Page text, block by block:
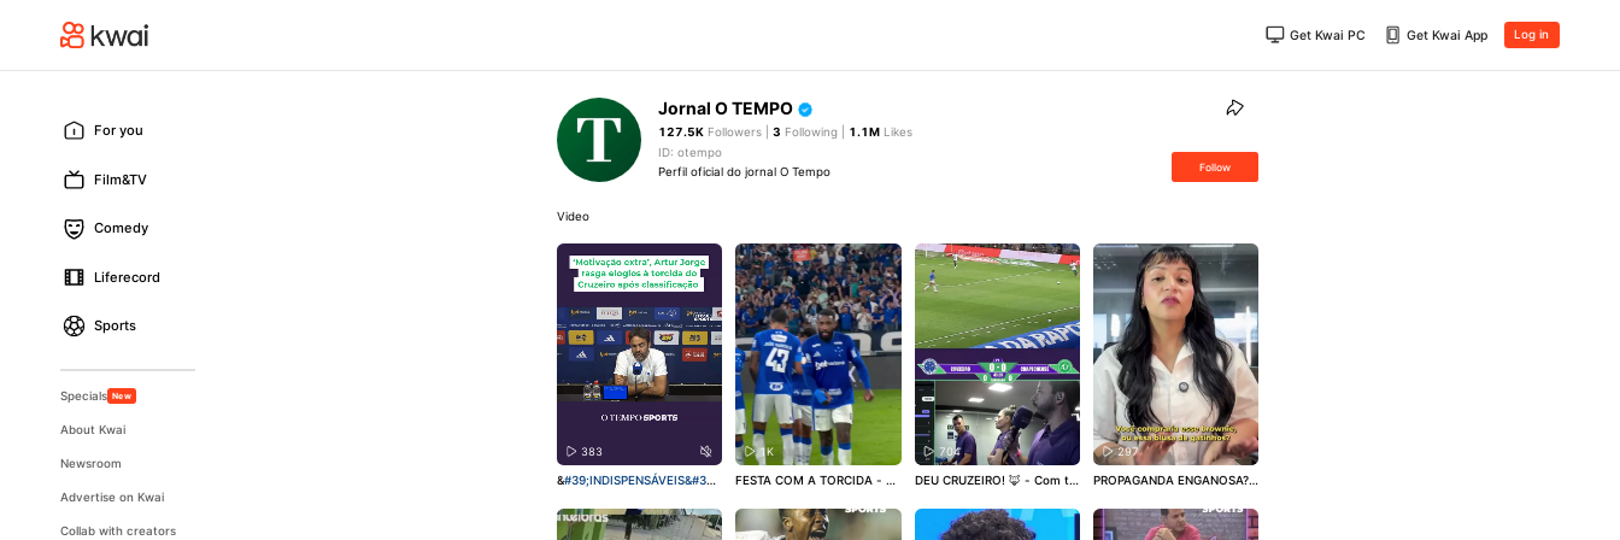
Get Kwai PC Get Kwai App Log in
For you
Film&TV
Comedy
Liferecord
Sports
Specials New
About Kwai
Newsroom
Advertise on Kwai
Collab with creators
Jornal O TEMPO
127.5K Followers |3 Following | 1.1M Likes
ID: otempo
Perfil oficial do jornal O Tempo
Follow
Video
383
&#39;INDISPENSÁVEIS&#39;
uzeiro sobre a Chapecoens
e, pela Copa do Brasil, o trei
1K
FESTA COM A TORCIDA - O
ara as quartas de final da C
opa do Brasil. Na noite desta
704
DEU CRUZEIRO! 🦊 - Com tr
eu a Chapecoense por 2 a 0
no Mineirão e carimbou o pa
297
PROPAGANDA ENGANOSA?
ra comum. O consumidor es
colheu a blusa, admirou a es